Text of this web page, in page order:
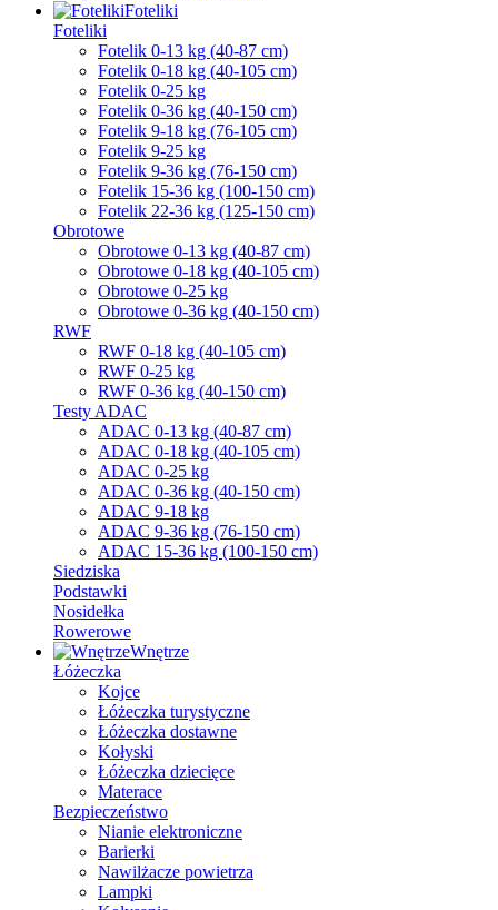
Foteliki
Foteliki
Fotelik 0-13 kg (40-87 cm)
Fotelik 0-18 kg (40-105 cm)
Fotelik 0-25 kg
Fotelik 0-36 kg (40-150 cm)
Fotelik 9-18 kg (76-105 cm)
Fotelik 9-25 kg
Fotelik 9-36 kg (76-150 cm)
Fotelik 15-36 kg (100-150 cm)
Fotelik 22-36 kg (125-150 cm)
Obrotowe
Obrotowe 0-13 kg (40-87 cm)
Obrotowe 0-18 kg (40-105 cm)
Obrotowe 0-25 kg
Obrotowe 0-36 kg (40-150 cm)
RWF
RWF 0-18 kg (40-105 cm)
RWF 0-25 kg
RWF 0-36 kg (40-150 cm)
Testy ADAC
ADAC 0-13 kg (40-87 cm)
ADAC 0-18 kg (40-105 cm)
ADAC 0-25 kg
ADAC 0-36 kg (40-150 cm)
ADAC 9-18 kg
ADAC 9-36 kg (76-150 cm)
ADAC 15-36 kg (100-150 cm)
Siedziska
Podstawki
Nosidełka
Rowerowe
Wnętrze
Łóżeczka
Kojce
Łóżeczka turystyczne
Łóżeczka dostawne
Kołyski
Łóżeczka dziecięce
Materace
Bezpieczeństwo
Nianie elektroniczne
Barierki
Nawilżacze powietrza
Lampki